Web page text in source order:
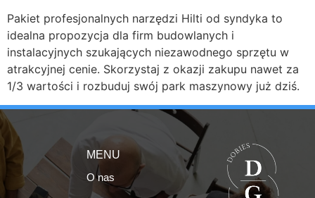
Pakiet profesjonalnych narzędzi Hilti od syndyka to
idealna propozycja dla firm budowlanych i
instalacyjnych szukających niezawodnego sprzętu w
atrakcyjnej cenie. Skorzystaj z okazji zakupu nawet za
1/3 wartości i rozbuduj swój park maszynowy już dziś.
MENU
O nas